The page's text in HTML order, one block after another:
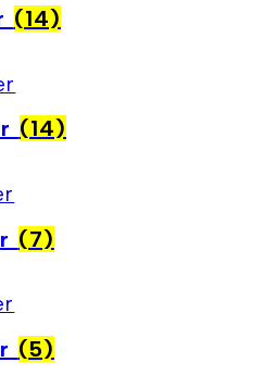
(14)
(14)
(7)
(5)